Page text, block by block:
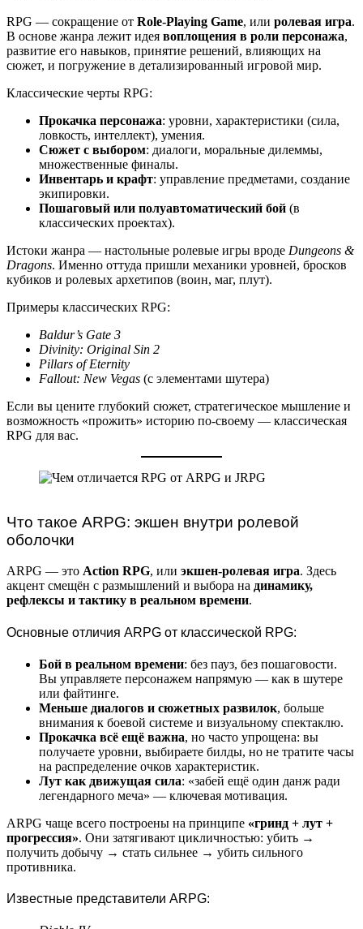
RPG — сокращение от Role-Playing Game, или ролевая игра.
В основе жанра лежит идея воплощения в роли персонажа,
развитие его навыков, принятие решений, влияющих на
сюжет, и погружение в детализированный игровой мир.
Классические черты RPG:
Прокачка персонажа: уровни, характеристики (сила,
ловкость, интеллект), умения.
Сюжет с выбором: диалоги, моральные дилеммы,
множественные финалы.
Инвентарь и крафт: управление предметами, создание
экипировки.
Пошаговый или полуавтоматический бой (в
классических проектах).
Истоки жанра — настольные ролевые игры вроде Dungeons &
Dragons. Именно оттуда пришли механики уровней, бросков
кубиков и ролевых архетипов (воин, маг, плут).
Примеры классических RPG:
Baldur’s Gate 3
Divinity: Original Sin 2
Pillars of Eternity
Fallout: New Vegas (с элементами шутера)
Если вы цените глубокий сюжет, стратегическое мышление и
возможность «прожить» историю по-своему — классическая
RPG для вас.
Что такое ARPG: экшен внутри ролевой
оболочки
ARPG — это Action RPG, или экшен-ролевая игра. Здесь
акцент смещён с размышлений и выбора на динамику,
рефлексы и тактику в реальном времени.
Основные отличия ARPG от классической RPG:
Бой в реальном времени: без пауз, без пошаговости.
Вы управляете персонажем напрямую — как в шутере
или файтинге.
Меньше диалогов и сюжетных развилок, больше
внимания к боевой системе и визуальному спектаклю.
Прокачка всё ещё важна, но часто упрощена: вы
получаете уровни, выбираете билды, но не тратите часы
на распределение очков характеристик.
Лут как движущая сила: «забей ещё один данж ради
легендарного меча» — ключевая мотивация.
ARPG чаще всего построены на принципе «гринд + лут +
прогрессия». Они затягивают цикличностью: убить →
получить добычу → стать сильнее → убить сильного
противника.
Известные представители ARPG: